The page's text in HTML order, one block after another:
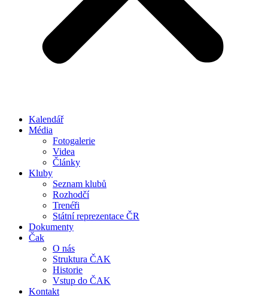
Kalendář
Média
Fotogalerie
Videa
Články
Kluby
Seznam klubů
Rozhodčí
Trenéři
Státní reprezentace ČR
Dokumenty
Čak
O nás
Struktura ČAK
Historie
Vstup do ČAK
Kontakt